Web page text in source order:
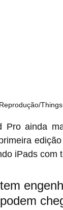
sobre modelos de
iPads com